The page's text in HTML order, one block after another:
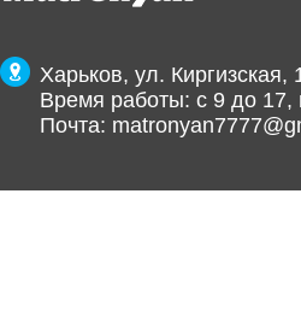
Харьков, ул. Киргизская,
Время работы: с 9 до 17,
Почта: